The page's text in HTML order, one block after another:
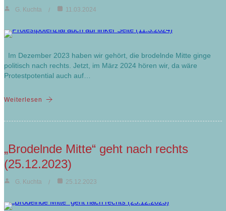
G. Kuchta 11.03.2024
Im Dezember 2023 haben wir gehört, die brodelnde Mitte ginge
politisch nach rechts. Jetzt, im März 2024 hören wir, da wäre
Protestpotential auch auf…
Weiterlesen
„Brodelnde Mitte“ geht nach rechts
(25.12.2023)
G. Kuchta 25.12.2023